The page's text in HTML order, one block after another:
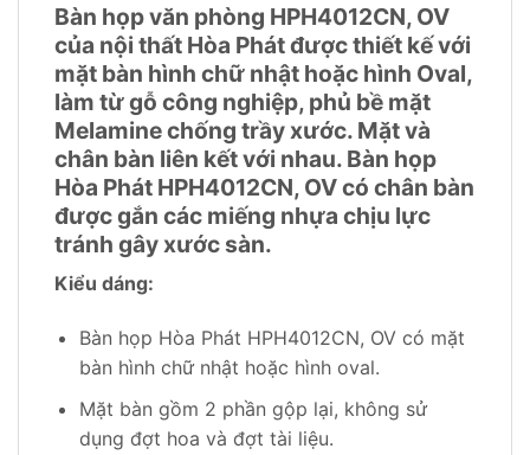
Bàn họp văn phòng HPH4012CN, OV
của nội thất Hòa Phát được thiết kế với
mặt bàn hình chữ nhật hoặc hình Oval,
làm từ gỗ công nghiệp, phủ bề mặt
Melamine chống trầy xước. Mặt và
chân bàn liên kết với nhau. Bàn họp
Hòa Phát HPH4012CN, OV có chân bàn
được gắn các miếng nhựa chịu lực
tránh gây xước sàn.
Kiểu dáng:
Bàn họp Hòa Phát HPH4012CN, OV có mặt
bàn hình chữ nhật hoặc hình oval.
Mặt bàn gồm 2 phần gộp lại, không sử
dụng đợt hoa và đợt tài liệu.